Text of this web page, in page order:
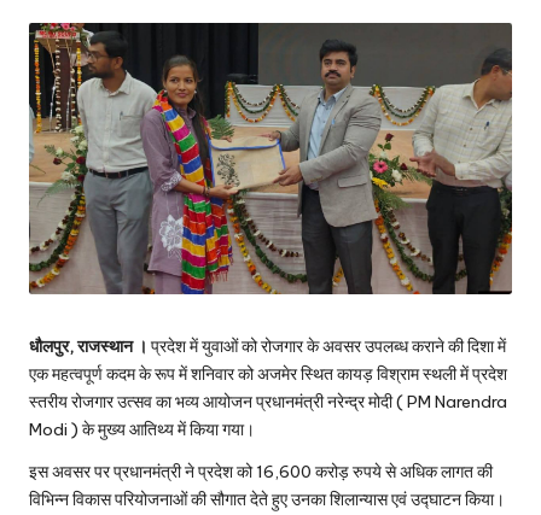
media
in
India.
धौलपुर, राजस्थान । प्रदेश में युवाओं को रोजगार के अवसर उपलब्ध कराने की दिशा में
एक महत्वपूर्ण कदम के रूप में शनिवार को अजमेर स्थित कायड़ विश्राम स्थली में प्रदेश
स्तरीय रोजगार उत्सव का भव्य आयोजन प्रधानमंत्री नरेन्द्र मोदी ( PM Narendra
Modi ) के मुख्य आतिथ्य में किया गया।
इस अवसर पर प्रधानमंत्री ने प्रदेश को 16,600 करोड़ रुपये से अधिक लागत की
विभिन्न विकास परियोजनाओं की सौगात देते हुए उनका शिलान्यास एवं उद्घाटन किया।